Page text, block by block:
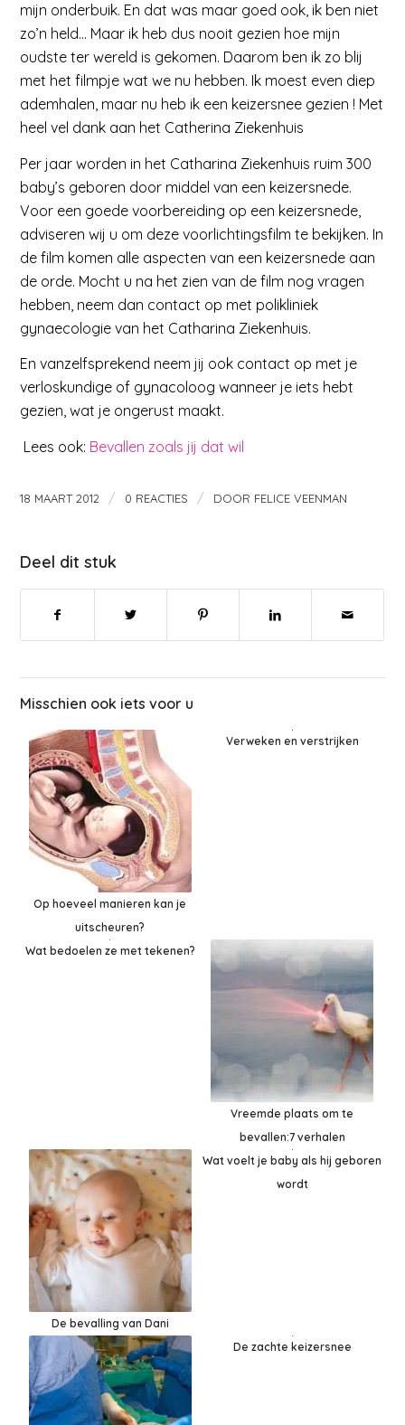
mijn onderbuik. En dat was maar goed ook, ik ben niet
zo’n held… Maar ik heb dus nooit gezien hoe mijn
oudste ter wereld is gekomen. Daarom ben ik zo blij
met het filmpje wat we nu hebben. Ik moest even diep
ademhalen, maar nu heb ik een keizersnee gezien ! Met
heel vel dank aan het Catherina Ziekenhuis
Per jaar worden in het Catharina Ziekenhuis ruim 300
baby’s geboren door middel van een keizersnede.
Voor een goede voorbereiding op een keizersnede,
adviseren wij u om deze voorlichtingsfilm te bekijken. In
de film komen alle aspecten van een keizersnede aan
de orde. Mocht u na het zien van de film nog vragen
hebben, neem dan contact op met polikliniek
gynaecologie van het Catharina Ziekenhuis.
En vanzelfsprekend neem jij ook contact op met je
verloskundige of gynacoloog wanneer je iets hebt
gezien, wat je ongerust maakt.
Lees ook: Bevallen zoals jij dat wil
18 MAART 2012 / 0 REACTIES / DOOR FELICE VEENMAN
Deel dit stuk
Misschien ook iets voor u
Op hoeveel manieren kan je
uitscheuren?
Verweken en verstrijken
Wat bedoelen ze met tekenen?
Vreemde plaats om te
bevallen:7 verhalen
De bevalling van Dani
Wat voelt je baby als hij geboren
wordt
De zachte keizersnee